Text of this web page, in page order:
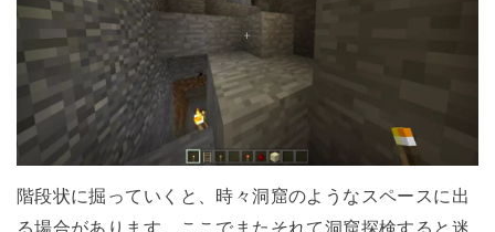
階段状に掘っていくと、時々洞窟のようなスペースに出
る場合があります。ここでまたそれて洞窟探検すると迷